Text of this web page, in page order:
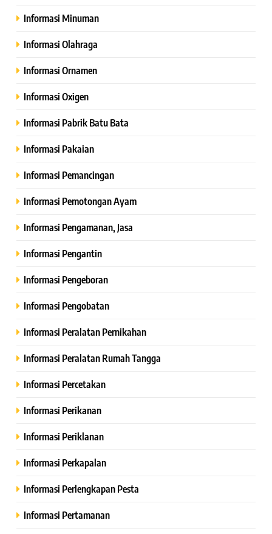
Informasi Minuman
Informasi Olahraga
Informasi Ornamen
Informasi Oxigen
Informasi Pabrik Batu Bata
Informasi Pakaian
Informasi Pemancingan
Informasi Pemotongan Ayam
Informasi Pengamanan, Jasa
Informasi Pengantin
Informasi Pengeboran
Informasi Pengobatan
Informasi Peralatan Pernikahan
Informasi Peralatan Rumah Tangga
Informasi Percetakan
Informasi Perikanan
Informasi Periklanan
Informasi Perkapalan
Informasi Perlengkapan Pesta
Informasi Pertamanan